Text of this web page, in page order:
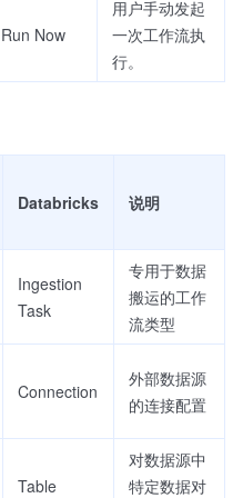
Run Now
用户手动发起
一次工作流执
行。
Databricks 说明
Ingestion
Task
专用于数据
搬运的工作
流类型
Connection
外部数据源
的连接配置
Table
对数据源中
特定数据对